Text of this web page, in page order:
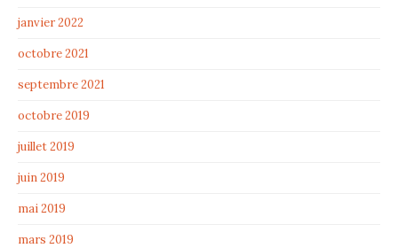
janvier 2022
octobre 2021
septembre 2021
octobre 2019
juillet 2019
juin 2019
mai 2019
mars 2019